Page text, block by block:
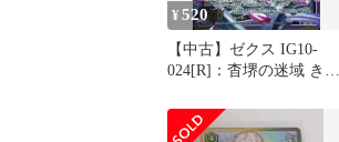
¥520
【中古】ゼクス IG10-
024[R]：杳堺の迷域 きさ
ムレア)